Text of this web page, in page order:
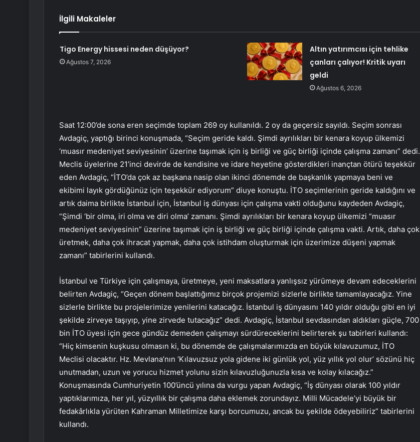
İlgili Makaleler
Tigo Energy hissesi neden düşüyor?
Ağustos 7, 2026
Altın yatırımcısı için tehlike
çanları çalıyor! Kritik uyarı
geldi
Ağustos 6, 2026
Saat 12:00’de sona eren seçimde toplam 269 oy kullanıldı. 2 oy da geçersiz sayıldı. Seçim sonrası
Avdagiç, yaptığı birinci konuşmada, “Seçim geride kaldı. Şimdi ayrılıkları bir kenara koyup ülkemizi
‘muasır medeniyet seviyesinin’ üzerine taşımak için iş birliği ve güç birliği içinde çalışma zamanı” dedi.
Meclis üyelerine 21’inci devirde de kendisine ve idare heyetine gösterdikleri inançtan ötürü teşekkür
eden Avdagiç, “İTO’da çok az başkana nasip olan ikinci dönemde de başkanlık yapmaya beni ve
ekibimi layık gördüğünüz için teşekkür ediyorum” diuye konuştu. İTO seçimlerinin geride kaldığını ve
artık daima birlikte İstanbul için, İstanbul iş dünyası için çalışma vakti olduğunu kaydeden Avdagiç,
“Şimdi ‘bir olma, iri olma ve diri olma’ zamanı. Şimdi ayrılıkları bir kenara koyup ülkemizi “muasır
medeniyet seviyesinin” üzerine taşımak için iş birliği ve güç birliği içinde çalışma vakti. Artık, daha çok
üretmek, daha çok ihracat yapmak, daha çok istihdam oluşturmak için üzerimize düşeni yapmak
zamanı” tabirlerini kullandı.
İstanbul ve Türkiye için çalışmaya, üretmeye, yeni maksatlara yanlışsız yürümeye devam edeceklerini
belirten Avdagiç, “Geçen dönem başlattığımız birçok projemizi sizlerle birlikte tamamlayacağız. Yine
sizlerle birlikte bu projelerimize yenilerini katacağız. İstanbul iş dünyasını 140 yıldır olduğu gibi en iyi
şekilde zirveye taşıyıp, yine zirvede tutacağız” dedi. Avdagiç, İstanbul sevdasından aldıkları güçle, 700
bin İTO üyesi için gece gündüz demeden çalışmayı sürdüreceklerini belirterek şu tabirleri kullandı:
“Hiç kimsenin kuşkusu olmasın ki, bu dönemde de çalışmalarımızda en büyük kılavuzumuz, İTO
Meclisi olacaktır. Hz. Mevlana’nın ‘Kılavuzsuz yola gidene iki günlük yol, yüz yıllık yol olur’ sözünü hiç
unutmadan, uzun ve yorucu hizmet yolunu sizin kılavuzluğunuzla kısa ve kolay kılacağız.”
Konuşmasında Cumhuriyetin 100’üncü yılına da vurgu yapan Avdagiç, “İş dünyası olarak 100 yıldır
yaptıklarımıza, her yıl, yüzyıllık bir çalışma daha eklemek zorundayız. Milli Mücadele’yi büyük bir
fedakârlıkla yürüten Kahraman Milletimize karşı borcumuzu, ancak bu şekilde ödeyebiliriz” tabirlerini
kullandı.